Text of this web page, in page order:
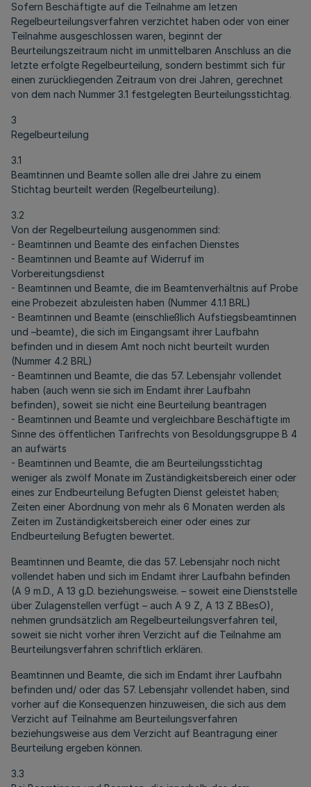
Sofern Beschäftigte auf die Teilnahme am letzen
Regelbeurteilungsverfahren verzichtet haben oder von einer
Teilnahme ausgeschlossen waren, beginnt der
Beurteilungszeitraum nicht im unmittelbaren Anschluss an die
letzte erfolgte Regelbeurteilung, sondern bestimmt sich für
einen zurückliegenden Zeitraum von drei Jahren, gerechnet
von dem nach Nummer 3.1 festgelegten Beurteilungsstichtag.
3
Regelbeurteilung
3.1
Beamtinnen und Beamte sollen alle drei Jahre zu einem
Stichtag beurteilt werden (Regelbeurteilung).
3.2
Von der Regelbeurteilung ausgenommen sind:
- Beamtinnen und Beamte des einfachen Dienstes
- Beamtinnen und Beamte auf Widerruf im
Vorbereitungsdienst
- Beamtinnen und Beamte, die im Beamtenverhältnis auf Probe
eine Probezeit abzuleisten haben (Nummer 4.1.1 BRL)
- Beamtinnen und Beamte (einschließlich Aufstiegsbeamtinnen
und –beamte), die sich im Eingangsamt ihrer Laufbahn
befinden und in diesem Amt noch nicht beurteilt wurden
(Nummer 4.2 BRL)
- Beamtinnen und Beamte, die das 57. Lebensjahr vollendet
haben (auch wenn sie sich im Endamt ihrer Laufbahn
befinden), soweit sie nicht eine Beurteilung beantragen
- Beamtinnen und Beamte und vergleichbare Beschäftigte im
Sinne des öffentlichen Tarifrechts von Besoldungsgruppe B 4
an aufwärts
- Beamtinnen und Beamte, die am Beurteilungsstichtag
weniger als zwölf Monate im Zuständigkeitsbereich einer oder
eines zur Endbeurteilung Befugten Dienst geleistet haben;
Zeiten einer Abordnung von mehr als 6 Monaten werden als
Zeiten im Zuständigkeitsbereich einer oder eines zur
Endbeurteilung Befugten bewertet.
Beamtinnen und Beamte, die das 57. Lebensjahr noch nicht
vollendet haben und sich im Endamt ihrer Laufbahn befinden
(A 9 m.D., A 13 g.D. beziehungsweise. – soweit eine Dienststelle
über Zulagenstellen verfügt – auch A 9 Z, A 13 Z BBesO),
nehmen grundsätzlich am Regelbeurteilungsverfahren teil,
soweit sie nicht vorher ihren Verzicht auf die Teilnahme am
Beurteilungsverfahren schriftlich erklären.
Beamtinnen und Beamte, die sich im Endamt ihrer Laufbahn
befinden und/ oder das 57. Lebensjahr vollendet haben, sind
vorher auf die Konsequenzen hinzuweisen, die sich aus dem
Verzicht auf Teilnahme am Beurteilungsverfahren
beziehungsweise aus dem Verzicht auf Beantragung einer
Beurteilung ergeben können.
3.3